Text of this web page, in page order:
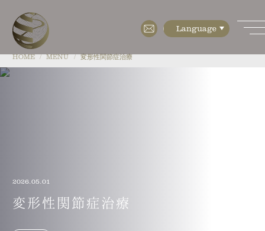
・培養設備(CPC)
HOME MENU 変形性関節症治療
2026.05.01
変形性関節症治療